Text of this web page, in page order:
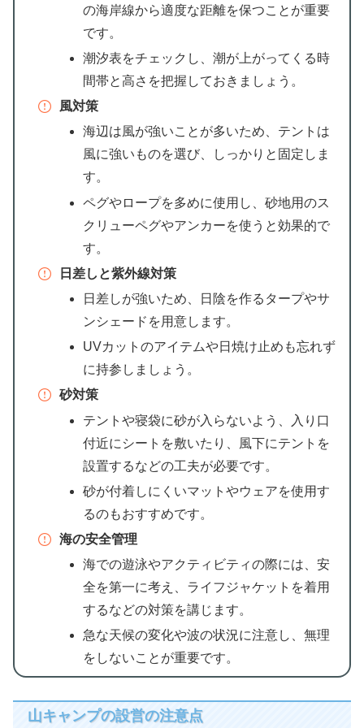
の海岸線から適度な距離を保つことが重要
です。
潮汐表をチェックし、潮が上がってくる時
間帯と高さを把握しておきましょう。
風対策
海辺は風が強いことが多いため、テントは
風に強いものを選び、しっかりと固定しま
す。
ペグやロープを多めに使用し、砂地用のス
クリューペグやアンカーを使うと効果的で
す。
日差しと紫外線対策
日差しが強いため、日陰を作るタープやサ
ンシェードを用意します。
UVカットのアイテムや日焼け止めも忘れず
に持参しましょう。
砂対策
テントや寝袋に砂が入らないよう、入り口
付近にシートを敷いたり、風下にテントを
設置するなどの工夫が必要です。
砂が付着しにくいマットやウェアを使用す
るのもおすすめです。
海の安全管理
海での遊泳やアクティビティの際には、安
全を第一に考え、ライフジャケットを着用
するなどの対策を講じます。
急な天候の変化や波の状況に注意し、無理
をしないことが重要です。
山キャンプの設営の注意点